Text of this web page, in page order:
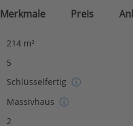
Merkmale Preis
214 m²
5
Schlüsselfertig
Massivhaus
2